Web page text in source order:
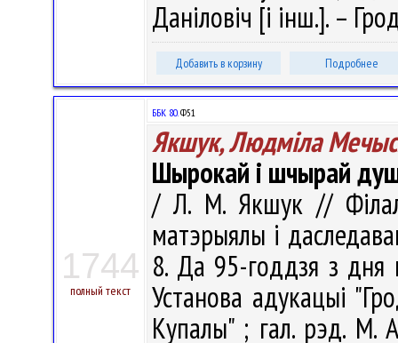
Даніловіч [і інш.]. –
Добавить в корзину Подробнее
1744
полный текст
ББК 80.Ф51
Якшук, Людміла
Шырокай і шчырай
/ Л. М. Якшук //
матэрыялы і
8. Да 95-годдзя з дня
Установа адукацыі
Купалы" ; гал. рэд. М.